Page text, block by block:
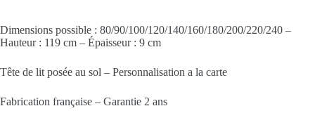
Dimensions possible : 80/90/100/120/140/160/180/200/220/240 –
Hauteur : 119 cm – Épaisseur : 9 cm
Tête de lit posée au sol – Personnalisation a la carte
Fabrication française – Garantie 2 ans